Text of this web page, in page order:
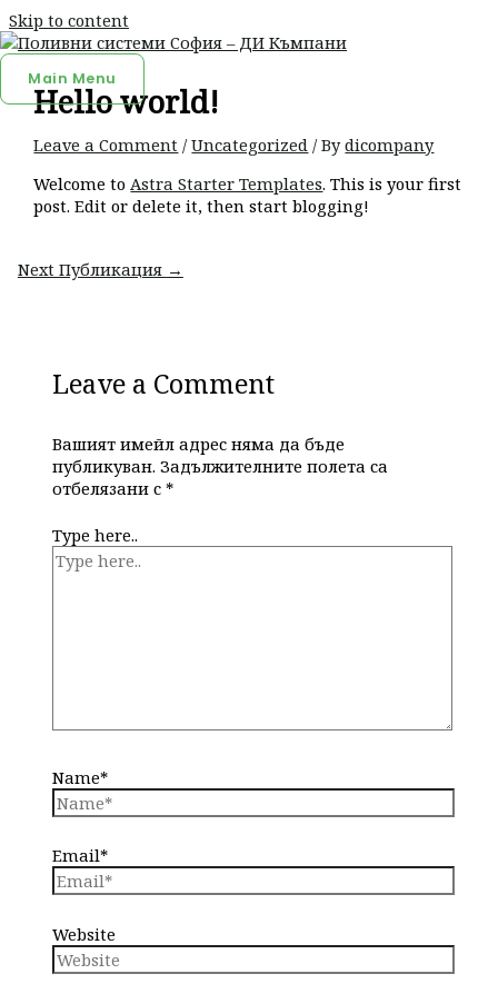
Skip to content
Main Menu
Hello world!
Leave a Comment /Uncategorized / Bydicompany
Welcome toAstra Starter Templates. This is your first
post. Edit or delete it, then start blogging!
Next Публикация →
Leave a Comment
Вашият имейл адрес няма да бъде
публикуван. Задължителните полета са
отбелязани с*
Type here..
Name*
Email*
Website